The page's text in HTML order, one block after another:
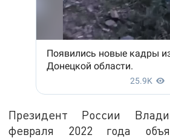
Президент России
февраля 2022 года